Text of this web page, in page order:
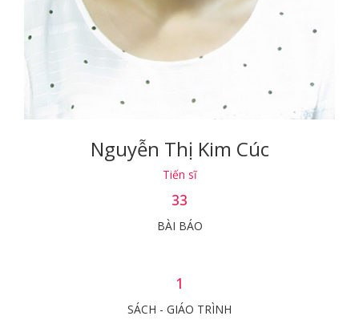
Nguyễn Thị Kim Cúc
Tiến sĩ
33
BÀI BÁO
1
SÁCH - GIÁO TRÌNH